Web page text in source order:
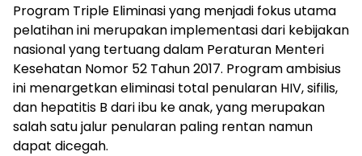
Program Triple Eliminasi yang menjadi fokus utama
pelatihan ini merupakan implementasi dari kebijakan
nasional yang tertuang dalam Peraturan Menteri
Kesehatan Nomor 52 Tahun 2017. Program ambisius
ini menargetkan eliminasi total penularan HIV, sifilis,
dan hepatitis B dari ibu ke anak, yang merupakan
salah satu jalur penularan paling rentan namun
dapat dicegah.